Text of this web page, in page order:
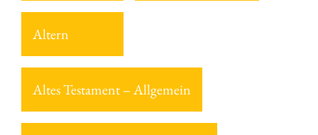
Altern
Altes Testament – Allgemein